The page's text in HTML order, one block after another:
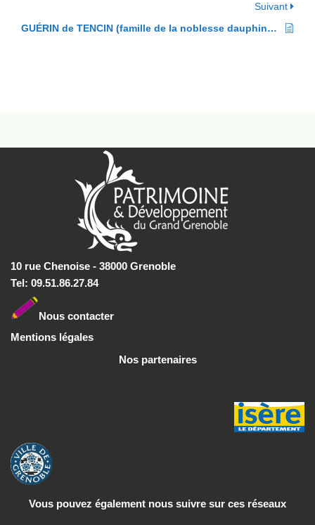
Suivant
GUÉRIN de TENCIN (famille de la noblesse dauphinoise)
10 rue Chenoise - 38000 Grenoble
Tel: 09.51.86.27.84
Nous contacter
Mentions légales
Nos partenaires
Vous pouvez également nous suivre sur ces réseaux